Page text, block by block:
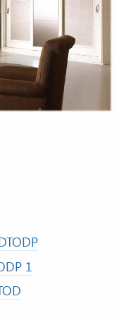
В композицию
комод,
1